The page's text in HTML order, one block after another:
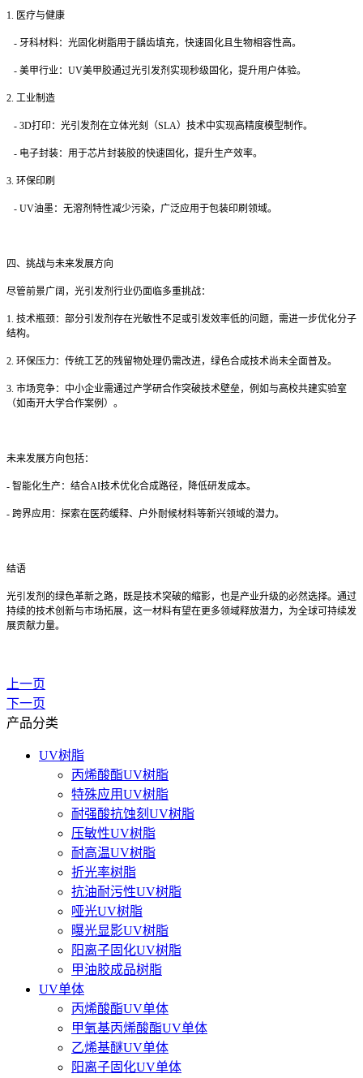
1. 医疗与健康
- 牙科材料：光固化树脂用于龋齿填充，快速固化且生物相容性高。
- 美甲行业： UV美甲胶通过光引发剂实现秒级固化，提升用户体验。
2. 工业制造
- 3D打印：光引发剂在立体光刻（SLA）技术中实现高精度模型制作。
- 电子封装：用于芯片封装胶的快速固化，提升生产效率。
3. 环保印刷
- UV油墨：无溶剂特性减少污染，广泛应用于包装印刷领域。
四、挑战与未来发展方向
尽管前景广阔，光引发剂行业仍面临多重挑战：
1. 技术瓶颈：部分引发剂存在光敏性不足或引发效率低的问题，需进一步优化分子
结构。
2. 环保压力：传统工艺的残留物处理仍需改进，绿色合成技术尚未全面普及。
3. 市场竞争：中小企业需通过产学研合作突破技术壁垒，例如与高校共建实验室
（如南开大学合作案例）。
未来发展方向包括：
- 智能化生产：结合AI技术优化合成路径，降低研发成本。
- 跨界应用：探索在医药缓释、户外耐候材料等新兴领域的潜力。
结语
光引发剂的绿色革新之路，既是技术突破的缩影，也是产业升级的必然选择。通过
持续的技术创新与市场拓展，这一材料有望在更多领域释放潜力，为全球可持续发
展贡献力量。
上一页
下一页
产品分类
UV树脂
丙烯酸酯UV树脂
特殊应用UV树脂
耐强酸抗蚀刻UV树脂
压敏性UV树脂
耐高温UV树脂
折光率树脂
抗油耐污性UV树脂
哑光UV树脂
曝光显影UV树脂
阳离子固化UV树脂
甲油胶成品树脂
UV单体
丙烯酸酯UV单体
甲氧基丙烯酸酯UV单体
乙烯基醚UV单体
阳离子固化UV单体